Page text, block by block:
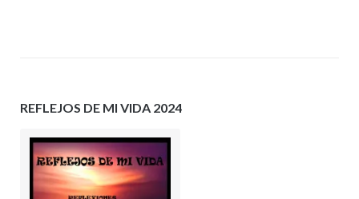
REFLEJOS DE MI VIDA 2024